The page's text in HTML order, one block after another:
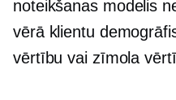
noteikšanas modelis
vērā klientu
vērtību vai zīmola